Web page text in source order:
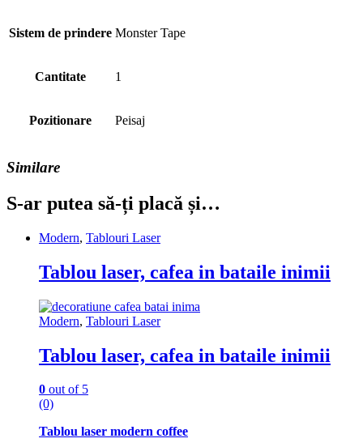
Sistem de prindere Monster Tape
Cantitate 1
Pozitionare Peisaj
Similare
S-ar putea să-ți placă și…
Modern, Tablouri Laser
Tablou laser, cafea in bataile inimii
Modern, Tablouri Laser
Tablou laser, cafea in bataile inimii
0 out of 5
(0)
Tablou laser modern coffee